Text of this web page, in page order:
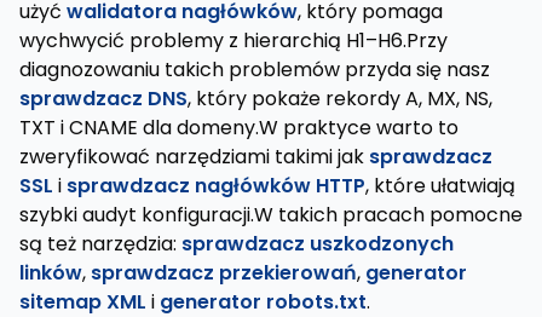
użyć walidatora nagłówków, który pomaga
wychwycić problemy z hierarchią H1–H6.Przy
diagnozowaniu takich problemów przyda się nasz
sprawdzacz DNS, który pokaże rekordy A, MX, NS,
TXT i CNAME dla domeny.W praktyce warto to
zweryfikować narzędziami takimi jak sprawdzacz
SSL i sprawdzacz nagłówków HTTP, które ułatwiają
szybki audyt konfiguracji.W takich pracach pomocne
są też narzędzia: sprawdzacz uszkodzonych
linków, sprawdzacz przekierowań, generator
sitemap XML i generator robots.txt.